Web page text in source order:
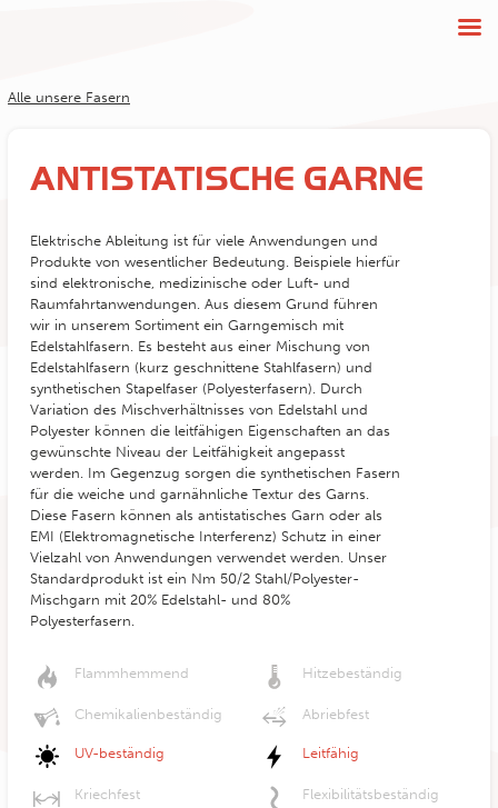
Alle unsere Fasern
ANTISTATISCHE GARNE
Elektrische Ableitung ist für viele Anwendungen und
Produkte von wesentlicher Bedeutung. Beispiele hierfür
sind elektronische, medizinische oder Luft- und
Raumfahrtanwendungen. Aus diesem Grund führen
wir in unserem Sortiment ein Garngemisch mit
Edelstahlfasern. Es besteht aus einer Mischung von
Edelstahlfasern (kurz geschnittene Stahlfasern) und
synthetischen Stapelfaser (Polyesterfasern). Durch
Variation des Mischverhältnisses von Edelstahl und
Polyester können die leitfähigen Eigenschaften an das
gewünschte Niveau der Leitfähigkeit angepasst
werden. Im Gegenzug sorgen die synthetischen Fasern
für die weiche und garnähnliche Textur des Garns.
Diese Fasern können als antistatisches Garn oder als
EMI (Elektromagnetische Interferenz) Schutz in einer
Vielzahl von Anwendungen verwendet werden. Unser
Standardprodukt ist ein Nm 50/2 Stahl/Polyester-
Mischgarn mit 20% Edelstahl- und 80%
Polyesterfasern.
Flammhemmend Hitzebeständig
Chemikalienbeständig Abriebfest
UV-beständig Leitfähig
Kriechfest Flexibilitätsbeständig